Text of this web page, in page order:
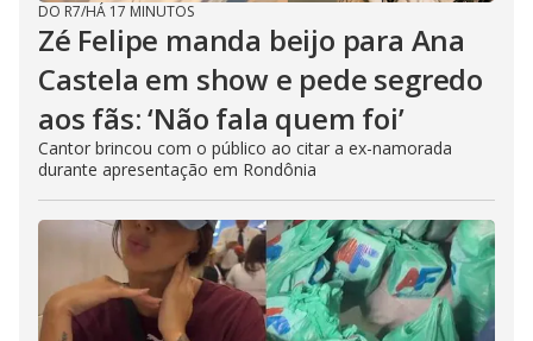
DO R7/HÁ 17 MINUTOS
Zé Felipe manda beijo para Ana
Castela em show e pede segredo
aos fãs: ‘Não fala quem foi’
Cantor brincou com o público ao citar a ex-namorada
durante apresentação em Rondônia